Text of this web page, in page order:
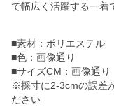
で幅広く活躍する一着
■素材：ポリエステル
■色：画像通り
■サイズCM：画像通り
※採寸に2-3cmの誤差
ださい